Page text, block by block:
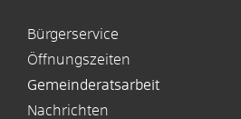
Bürgerservice
Öffnungszeiten
Gemeinderatsarbeit
Nachrichten